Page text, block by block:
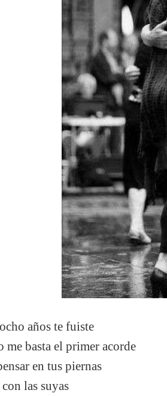
años te fuiste
me basta el primer acorde
en tus piernas
las suyas